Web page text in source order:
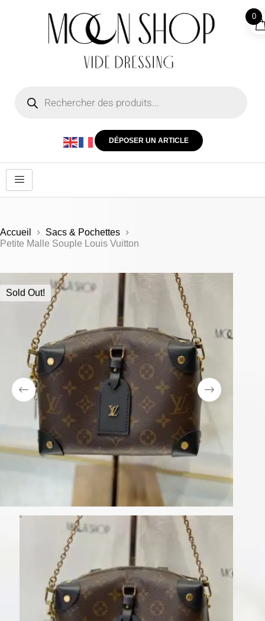
DÉPOSER UN ARTICLE
Accueil
Sacs & Pochettes
Petite Malle Souple Louis Vuitton
Sold Out!
0